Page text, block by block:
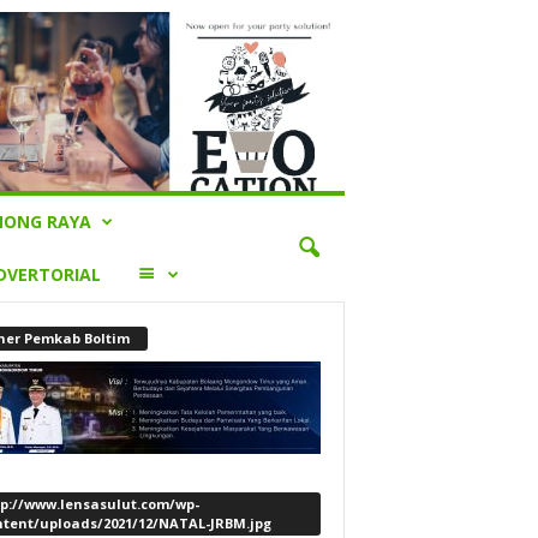
RAYA
LAINNYA
Pemkab Boltim
www.lensasulut.com/wp-
uploads/2021/12/NATAL-JRBM.jpg